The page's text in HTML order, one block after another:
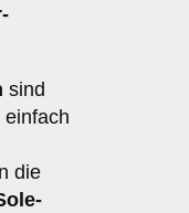
sind
die